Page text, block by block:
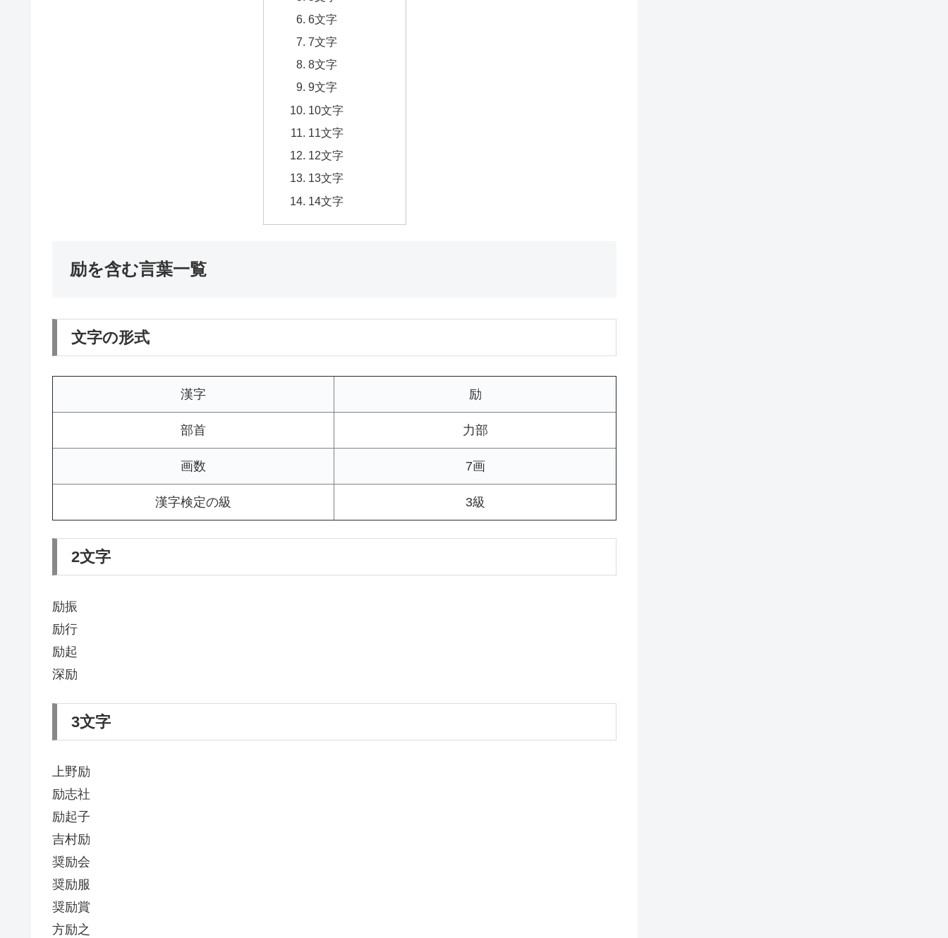
6文字
7文字
8文字
9文字
10文字
11文字
12文字
13文字
14文字
励を含む言葉一覧
文字の形式
漢字 励
部首 力部
画数 7画
漢字検定の級 3級
2文字
励振
励行
励起
深励
3文字
上野励
励志社
励起子
吉村励
奨励会
奨励服
奨励賞
方励之